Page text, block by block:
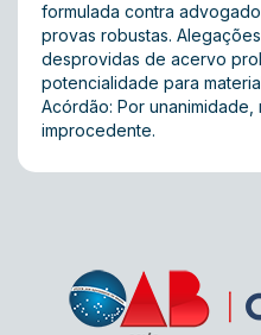
formulada contra
provas robustas.
desprovidas de acervo
potencialidade para
Acórdão: Por
improcedente.